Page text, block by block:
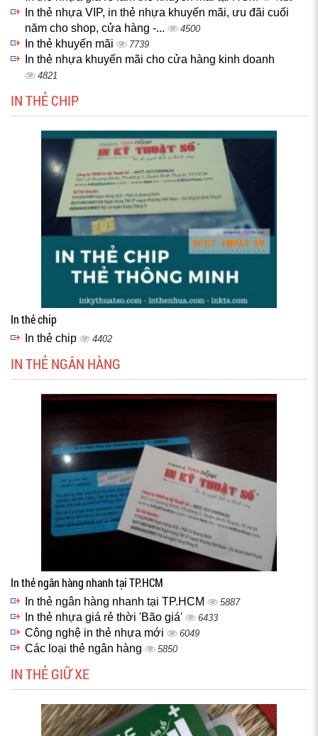
In thẻ nhựa VIP, in thẻ nhựa khuyến mãi, ưu đãi cuối
năm cho shop, cửa hàng -...
4500
In thẻ khuyến mãi 7739
In thẻ nhựa khuyến mãi cho cửa hàng kinh doanh
4821
IN THẺ CHIP
In thẻ chip
In thẻ chip 4402
IN THẺ NGÂN HÀNG
In thẻ ngân hàng nhanh tại TP.HCM
In thẻ ngân hàng nhanh tại TP.HCM 5887
In thẻ nhựa giá rẻ thời 'Bão giá' 6433
Công nghệ in thẻ nhựa mới 6049
Các loại thẻ ngân hàng 5850
IN THẺ GIỮ XE